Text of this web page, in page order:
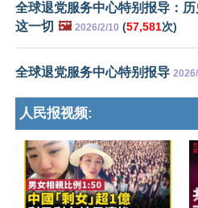
全球退党服务中心特别报导：
这一切 🖼️ 2026/2/10 (57,581次)
全球退党服务中心特别报导
人民报视频: